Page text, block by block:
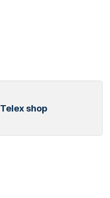
Telex shop